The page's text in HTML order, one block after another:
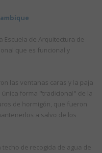
Escuela de Arquitectura de
que es funcional y
las ventanas caras y la paja
forma "tradicional" de la
de hormigón, que fueron
a salvo de los
de recogida de agua de